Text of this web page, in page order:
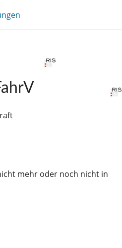
mehr oder noch nicht in